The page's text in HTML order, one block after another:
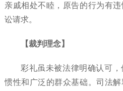
亲戚相处不睦，原告的行为有
讼请求。
【裁判理念】
彩礼虽未被法律明确认可
惯性和广泛的群众基础。司法